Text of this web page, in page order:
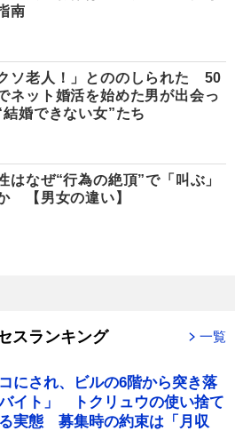
南
クソ老人！」とののしられた 50
ネット婚活を始めた男が出会っ
結婚できない女”たち
はなぜ“行為の絶頂”で「叫ぶ」
【男女の違い】
スランキング 一覧
にされ、ビルの6階から突き落
イト」 トクリュウの使い捨て
実態 募集時の約束は「月収